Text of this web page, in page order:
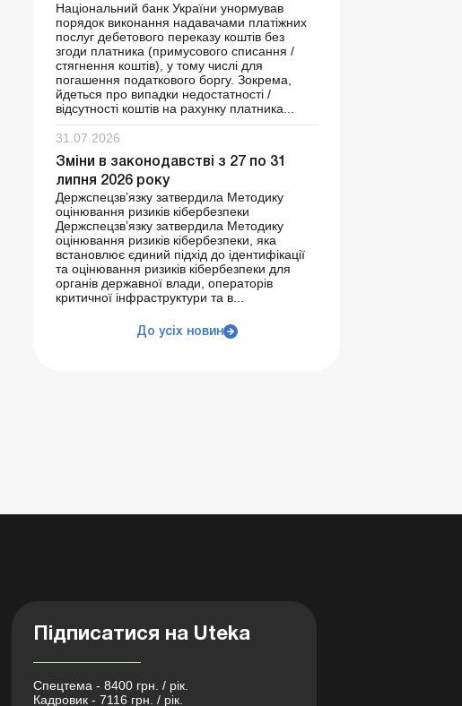
Національний банк України унормував
порядок виконання надавачами платіжних
послуг дебетового переказу коштів без
згоди платника (примусового списання /
стягнення коштів), у тому числі для
погашення податкового боргу. Зокрема,
йдеться про випадки недостатності /
відсутності коштів на рахунку платника...
31.07.2026
Зміни в законодавстві з 27 по 31
липня 2026 року
Держспецзв’язку затвердила Методику
оцінювання ризиків кібербезпеки
Держспецзв’язку затвердила Методику
оцінювання ризиків кібербезпеки, яка
встановлює єдиний підхід до ідентифікації
та оцінювання ризиків кібербезпеки для
органів державної влади, операторів
критичної інфраструктури та в...
До усіх новин
Підписатися на Uteka
Спецтема - 8400 грн. / рік.
Кадровик - 7116 грн. / рік.